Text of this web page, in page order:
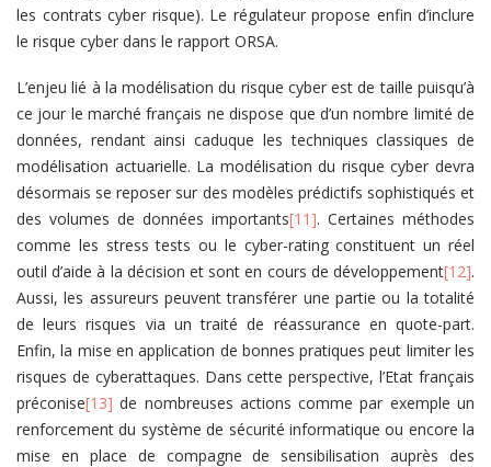
les contrats cyber risque). Le régulateur propose enfin d’inclure
le risque cyber dans le rapport ORSA.
L’enjeu lié à la modélisation du risque cyber est de taille puisqu’à
ce jour le marché français ne dispose que d’un nombre limité de
données, rendant ainsi caduque les techniques classiques de
modélisation actuarielle. La modélisation du risque cyber devra
désormais se reposer sur des modèles prédictifs sophistiqués et
des volumes de données importants[11]. Certaines méthodes
comme les stress tests ou le cyber-rating constituent un réel
outil d’aide à la décision et sont en cours de développement[12].
Aussi, les assureurs peuvent transférer une partie ou la totalité
de leurs risques via un traité de réassurance en quote-part.
Enfin, la mise en application de bonnes pratiques peut limiter les
risques de cyberattaques. Dans cette perspective, l’Etat français
préconise[13] de nombreuses actions comme par exemple un
renforcement du système de sécurité informatique ou encore la
mise en place de compagne de sensibilisation auprès des